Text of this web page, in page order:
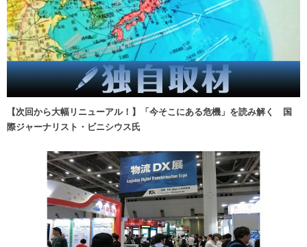
【次回から大幅リニューアル！】「今そこにある危機」を読み解く 国
際ジャーナリスト・ビニシウス氏